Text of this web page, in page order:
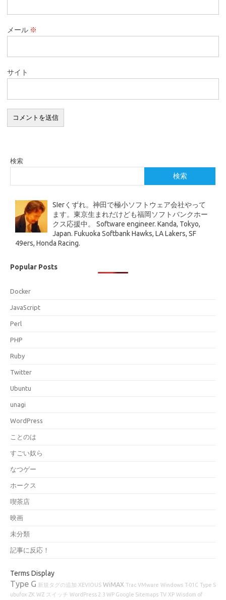
メール ※
サイト
検索
検索
SIerくずれ。神田で極小ソフトウェア会社やって
ます。東京生まれだけども福岡ソフトバンクホー
クス応援中。 Software engineer. Kanda, Tokyo,
Japan. Fukuoka Softbank Hawks, LA Lakers, SF
49ers, Honda Racing.
Popular Posts
Docker
JavaScript
Perl
PHP
Ruby
Twitter
Ubuntu
unagi
WordPress
ことのは
すごい奴ら
なつゲー
ホークス
喫茶店
映画
未分類
記事に反応！
Terms Display
Type G 新規タグの追加 XEVIOUS WiMAX Trac VMware Windows T-01C Type S
ubufox ZK WZ スイッチ WordPress 2.3 WP Google Sitemaps TV XP Wisdom of